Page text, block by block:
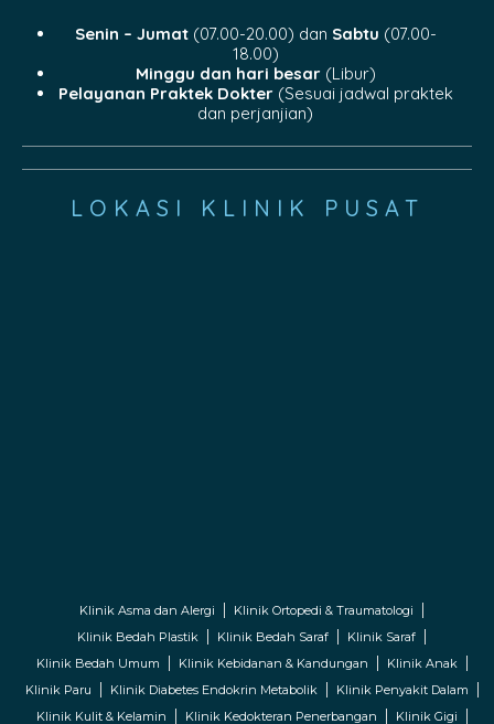
Senin – Jumat(07.00-20.00) dan Sabtu (07.00-
18.00)
Minggu dan hari besar(Libur)
Pelayanan Praktek Dokter(Sesuai jadwal praktek
dan perjanjian)
LOKASI KLINIK PUSAT
Klinik Asma dan Alergi
Klinik Ortopedi & Traumatologi
Klinik Bedah Plastik
Klinik Bedah Saraf
Klinik Saraf
Klinik Bedah Umum
Klinik Kebidanan & Kandungan
Klinik Anak
Klinik Paru
Klinik Diabetes Endokrin Metabolik
Klinik Penyakit Dalam
Klinik Kulit & Kelamin
Klinik Kedokteran Penerbangan Klinik Gigi